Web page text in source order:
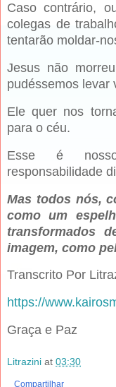
Caso contrário,
colegas de
tentarão moldar-
Jesus não
pudéssemos levar
Ele quer nos
para o céu.
Esse é
responsabilidade
Mas todos nós,
como um
transformados
imagem, como
Transcrito Por
https://
Graça e Paz
Litrazini at 03:30
Compartilhar